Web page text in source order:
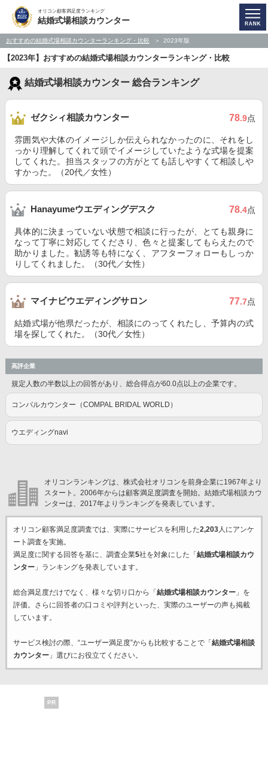
オリコン顧客満足度ランキング
結婚式場相談カウンター
おすすめの結婚式場相談カウンターランキング・比較 2023年版
【2023年】おすすめの結婚式場相談カウンターランキング・比較
結婚式場相談カウンター 総合ランキング
ゼクシィ相談カウンター 78.9点
雰囲気や大体のイメージしか伝えられなかったのに、それをし
っかり理解してくれて頭でイメージしていたような式場を提案
してくれた。担当スタッフの方がとても話しやすくて相談しや
すかった。（20代／女性）
Hanayumeウエディングデスク 78.4点
具体的に決まっていない状態で相談に行ったが、とても親身に
なって丁寧に対応してくださり、色々と提案してもらえたので
助かりました。勧誘等も特になく、アフターフォローもしっか
りしてくれました。（30代／女性）
マイナビウエディングサロン 77.7点
結婚式場が他県だったが、相談にのってくれたし、予算内の式
場を探してくれた。（30代／女性）
高評企業
規定人数の半数以上の回答があり、総合得点が60.0点以上の企業です。
コンパルカウンター（COMPAL BRIDAL WORLD）
ウエディングnavi
オリコンランキングは、株式会社オリコンを前身企業に1967年より
スタート。2006年からは顧客満足度調査を開始。結婚式場相談カウ
ンターは、2017年よりランキングを発表しています。
オリコン顧客満足度調査では、実際にサービスを利用した2,203人にアンケ
ート調査を実施。
満足度に関する回答を基に、調査企業5社を対象にした「 結婚式場相談カウ
ンター」ランキングを発表しています。
総合満足度だけでなく、様々な切り口から「 結婚式場相談カウンター」を
評価。さらに回答者の口コミや評判といった、実際のユーザーの声も掲載
しています。
サービス検討の際、“ユーザー満足度”からも比較することで「 結婚式場相談
カウンター」選びにお役立てください。
PR